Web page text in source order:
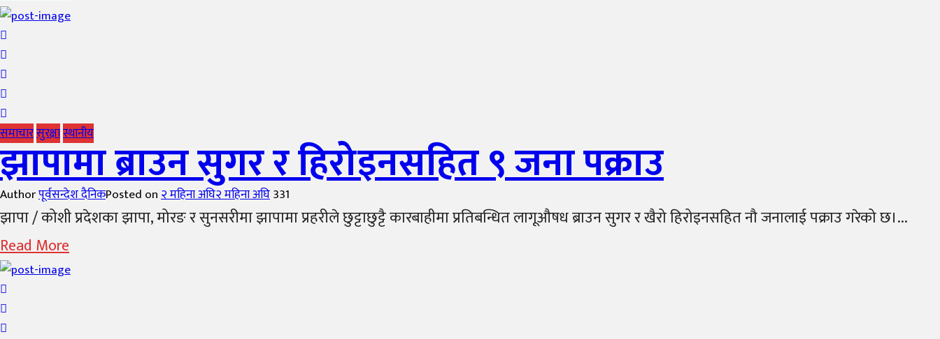
समाचारसुरक्षास्थानीय
झापामा ब्राउन सुगर र हिरोइनसहित ९ जना पक्राउ
Authorपूर्वसन्देश दैनिकPosted on२ महिना अघि२ महिना अघि331
झापा / कोशी प्रदेशका झापा, मोरङ र सुनसरीमा झापामा प्रहरीले छुट्टाछुट्टै कारबाहीमा प्रतिबन्धित लागूऔषध ब्राउन सुगर र खैरो हिरोइनसहित नौ जनालाई पक्राउ गरेको छ।...
Read More